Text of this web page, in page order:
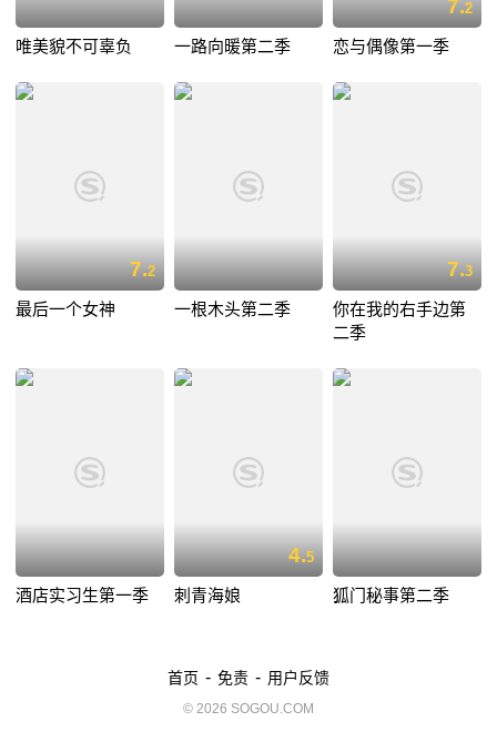
唯美貌不可辜负 一路向暖第二季
7.2
恋与偶像第一季
7.2
最后一个女神 一根木头第二季
7.3
你在我的右手边第
二季
酒店实习生第一季
4.5
刺青海娘 狐门秘事第二季
首页 - 免责 - 用户反馈
© 2026 SOGOU.COM